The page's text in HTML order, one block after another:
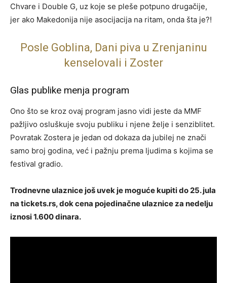
Chvare i Double G, uz koje se pleše potpuno drugačije,
jer ako Makedonija nije asocijacija na ritam, onda šta je?!
Posle Goblina, Dani piva u Zrenjaninu
kenselovali i Zoster
Glas publike menja program
Ono što se kroz ovaj program jasno vidi jeste da MMF
pažljivo osluškuje svoju publiku i njene želje i senziblitet.
Povratak Zostera je jedan od dokaza da jubilej ne znači
samo broj godina, već i pažnju prema ljudima s kojima se
festival gradio.
Trodnevne ulaznice još uvek je moguće kupiti do 25. jula
na tickets.rs, dok cena pojedinačne ulaznice za nedelju
iznosi 1.600 dinara.